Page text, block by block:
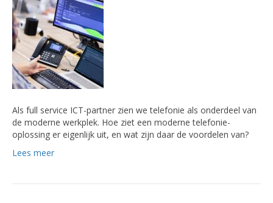
Als full service ICT-partner zien we telefonie als onderdeel van
de moderne werkplek. Hoe ziet een moderne telefonie-
oplossing er eigenlijk uit, en wat zijn daar de voordelen van?
Lees meer